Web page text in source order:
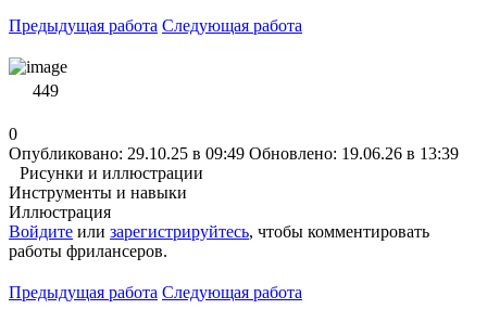
Предыдущая работа Следующая работа
449
0
Опубликовано: 29.10.25 в 09:49 Обновлено: 19.06.26 в 13:39
Рисунки и иллюстрации
Инструменты и навыки
Иллюстрация
Войдите или зарегистрируйтесь, чтобы комментировать
работы фрилансеров.
Предыдущая работа Следующая работа